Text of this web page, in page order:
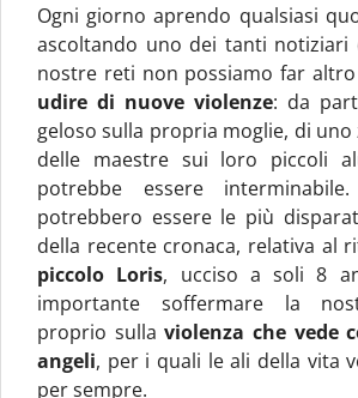
Ogni giorno aprendo qualsiasi
ascoltando uno dei tanti notiziari
nostre reti non possiamo far
udire di nuove violenze: da
geloso sulla propria moglie, di
delle maestre sui loro piccoli
potrebbe essere
potrebbero essere le più
della recente cronaca, relativa al
piccolo Loris, ucciso a soli 8
importante soffermare la
proprio sullaviolenza che vede
angeli, per i quali le ali della vita
per sempre.